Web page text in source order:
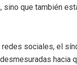
que también
redes sociales, el
hacia